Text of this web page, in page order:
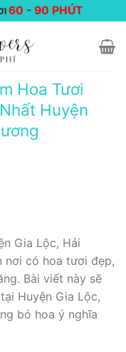
60 -90 PHÚT
Hoa Tươi
Huyện
Gia Lộc, Hải
nơi có hoa tươi đẹp,
Bài viết này sẽ
Huyện Gia Lộc,
bó hoa ý nghĩa